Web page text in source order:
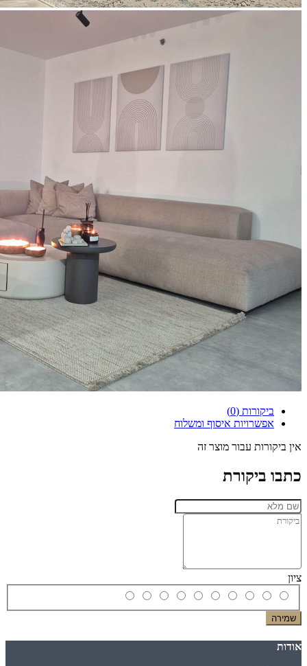
ביקורות (0)
אפשרויות איסוף ומשלוח
אין ביקורות עבור מוצר זה
כתבו ביקורת
ציון
שמירה
אודות